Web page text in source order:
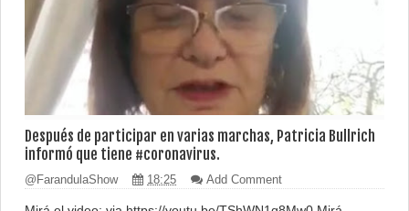
Después de participar en varias marchas, Patricia Bullrich
informó que tiene #coronavirus.
@FarandulaShow 18:25 Add Comment